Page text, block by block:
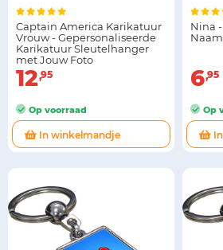
Captain America Karikatuur
Vrouw - Gepersonaliseerde
Karikatuur Sleutelhanger
met Jouw Foto
12 95
Op voorraad
In winkelmandje
Nina
Naam
6 95
Op